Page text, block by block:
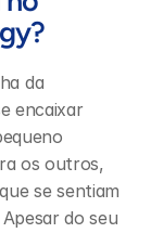
da
encaixar
os outros,
se sentiam
do seu